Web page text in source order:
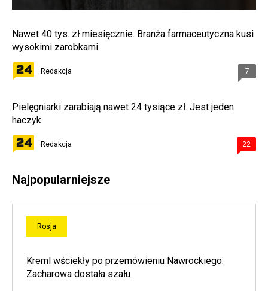
Nawet 40 tys. zł miesięcznie. Branża farmaceutyczna kusi
wysokimi zarobkami
Redakcja 7
Pielęgniarki zarabiają nawet 24 tysiące zł. Jest jeden
haczyk
Redakcja 22
Najpopularniejsze
Rosja
Kreml wściekły po przemówieniu Nawrockiego.
Zacharowa dostała szału